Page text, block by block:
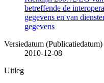
betreffende de
gegevens en van
gegevens
Versiedatum (Publicatiedatum)
2010-12-08
Uitleg